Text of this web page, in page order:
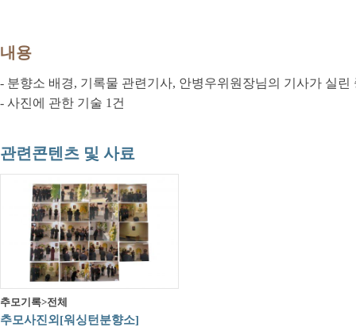
내용
- 분향소 배경, 기록물 관련기사, 안병우위원장님의 기사가 실
- 사진에 관한 기술 1건
관련콘텐츠 및 사료
추모기록>전체
추모사진외[워싱턴분향소]